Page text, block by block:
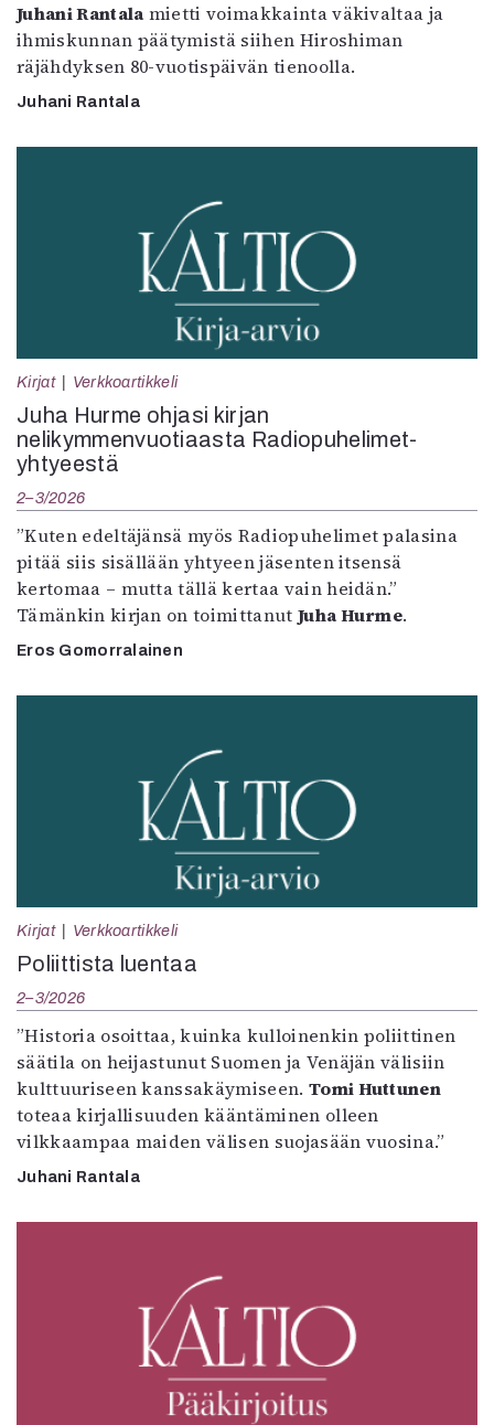
Juhani Rantala mietti voimakkainta väkivaltaa ja
ihmiskunnan päätymistä siihen Hiroshiman
räjähdyksen 80-vuotispäivän tienoolla.
Juhani Rantala
Kirjat Verkkoartikkeli
Juha Hurme ohjasi kirjan
nelikymmenvuotiaasta Radiopuhelimet-
yhtyeestä
2–3/2026
”Kuten edeltäjänsä myös Radiopuhelimet palasina
pitää siis sisällään yhtyeen jäsenten itsensä
kertomaa – mutta tällä kertaa vain heidän.”
Tämänkin kirjan on toimittanut Juha Hurme.
Eros Gomorralainen
Kirjat Verkkoartikkeli
Poliittista luentaa
2–3/2026
”Historia osoittaa, kuinka kulloinenkin poliittinen
säätila on heijastunut Suomen ja Venäjän välisiin
kulttuuriseen kanssakäymiseen. Tomi Huttunen
toteaa kirjallisuuden kääntäminen olleen
vilkkaampaa maiden välisen suojasään vuosina.”
Juhani Rantala